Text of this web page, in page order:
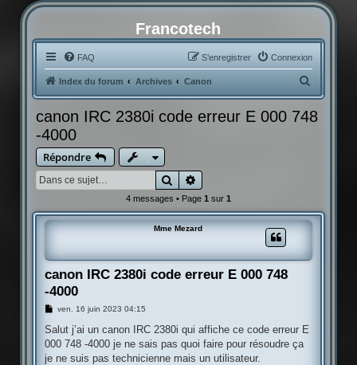
Francotech
FAQ Connexion
S’enregistrer
Index du forum Archives Canon
e
c
h
canon IRC 2380i code erreur E 000 748
-4000
Répondre
Rechercher
4 messages • Page 1sur 1
Mme Mezard
canon IRC 2380i code erreur E 000 748
-4000
M
s
a
g
ven. 16 juin 2023 04:15
Salut j’ai un canon IRC 2380i qui affiche ce code erreur E
000 748 -4000 je ne sais pas quoi faire pour résoudre ça
je ne suis pas technicienne mais un utilisateur.